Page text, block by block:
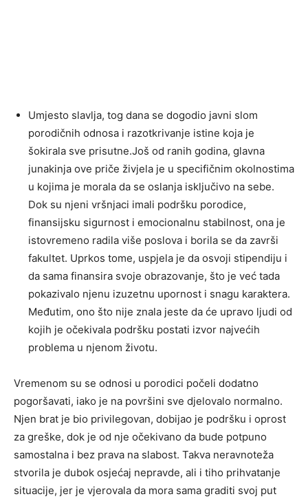
Umjesto slavlja, tog dana se dogodio javni slom
porodičnih odnosa i razotkrivanje istine koja je
šokirala sve prisutne.Još od ranih godina, glavna
junakinja ove priče živjela je u specifičnim okolnostima
u kojima je morala da se oslanja isključivo na sebe.
Dok su njeni vršnjaci imali podršku porodice,
finansijsku sigurnost i emocionalnu stabilnost, ona je
istovremeno radila više poslova i borila se da završi
fakultet. Uprkos tome, uspjela je da osvoji stipendiju i
da sama finansira svoje obrazovanje, što je već tada
pokazivalo njenu izuzetnu upornost i snagu karaktera.
Međutim, ono što nije znala jeste da će upravo ljudi od
kojih je očekivala podršku postati izvor najvećih
problema u njenom životu.
Vremenom su se odnosi u porodici počeli dodatno
pogoršavati, iako je na površini sve djelovalo normalno.
Njen brat je bio privilegovan, dobijao je podršku i oprost
za greške, dok je od nje očekivano da bude potpuno
samostalna i bez prava na slabost. Takva neravnoteža
stvorila je dubok osjećaj nepravde, ali i tiho prihvatanje
situacije, jer je vjerovala da mora sama graditi svoj put